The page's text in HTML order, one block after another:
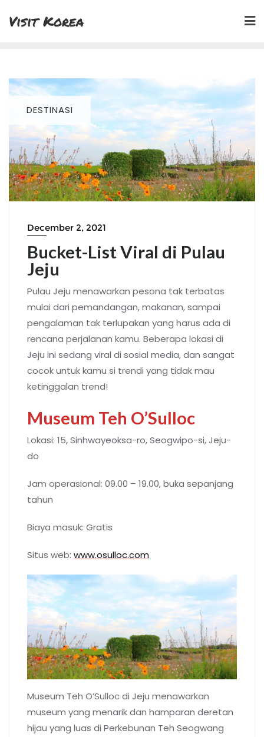
Visit Korea
DESTINASI
December 2, 2021
Bucket-List Viral di Pulau
Jeju
Pulau Jeju menawarkan pesona tak terbatas
mulai dari pemandangan, makanan, sampai
pengalaman tak terlupakan yang harus ada di
rencana perjalanan kamu. Beberapa lokasi di
Jeju ini sedang viral di sosial media, dan sangat
cocok untuk kamu si trendi yang tidak mau
ketinggalan trend!
Museum Teh O’Sulloc
Lokasi: 15, Sinhwayeoksa-ro, Seogwipo-si, Jeju-
do
Jam operasional: 09.00 – 19.00, buka sepanjang
tahun
Biaya masuk: Gratis
Situs web: www.osulloc.com
Museum Teh O’Sulloc di Jeju menawarkan
museum yang menarik dan hamparan deretan
hijau yang luas di Perkebunan Teh Seogwang